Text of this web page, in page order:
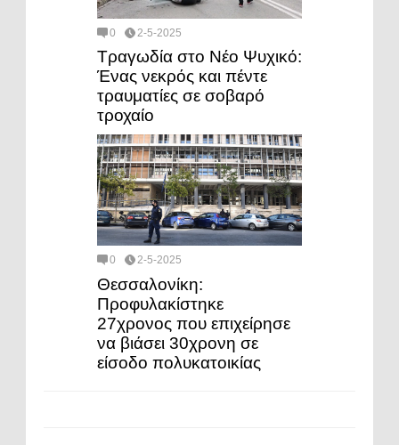
0 2-5-2025
Τραγωδία στο Νέο Ψυχικό:
Ένας νεκρός και πέντε
τραυματίες σε σοβαρό
τροχαίο
0 2-5-2025
Θεσσαλονίκη:
Προφυλακίστηκε
27χρονος που επιχείρησε
να βιάσει 30χρονη σε
είσοδο πολυκατοικίας